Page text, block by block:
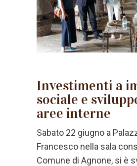
Investimenti a
sociale e
aree interne
Sabato 22 giugno a
Francesco nella sala
Comune di Agnone, si è